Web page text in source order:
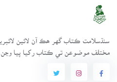
مختلف موضوعن تي ڪتاب رکيا پيا وڃن.